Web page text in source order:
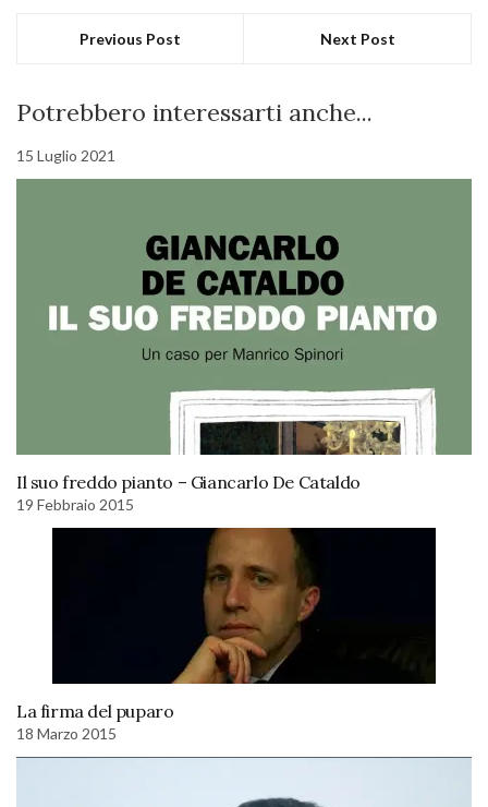
Previous Post Next Post
Potrebbero interessarti anche...
15 Luglio 2021
Il suo freddo pianto – Giancarlo De Cataldo
19 Febbraio 2015
La firma del puparo
18 Marzo 2015